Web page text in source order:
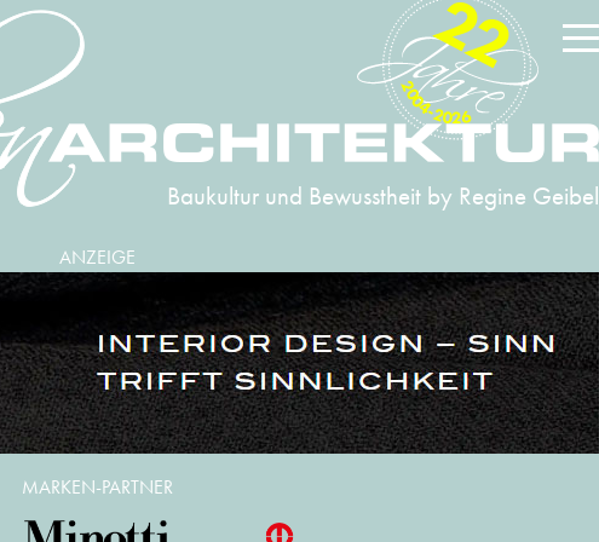
Baukultur und Bewusstheit by Regine Geibel
2004-2026
22
ANZEIGE